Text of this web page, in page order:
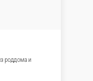
Такой
шары в